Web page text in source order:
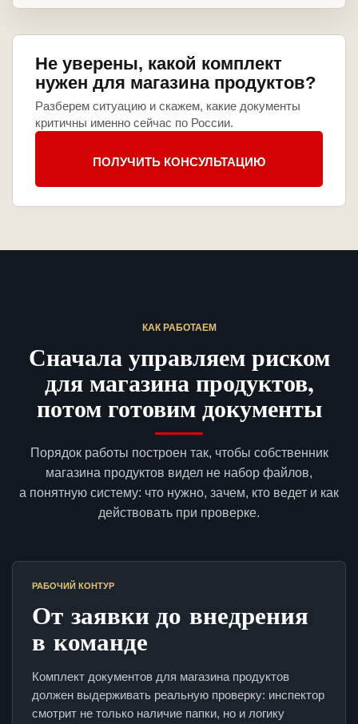
Не уверены, какой комплект
нужен для магазина продуктов?
Разберем ситуацию и скажем, какие документы
критичны именно сейчас по России.
ПОЛУЧИТЬ КОНСУЛЬТАЦИЮ
КАК РАБОТАЕМ
Сначала управляем риском
для магазина продуктов,
потом готовим документы
Порядок работы построен так, чтобы собственник
магазина продуктов видел не набор файлов,
а понятную систему: что нужно, зачем, кто ведет и как
действовать при проверке.
РАБОЧИЙ КОНТУР
От заявки до внедрения
в команде
Комплект документов для магазина продуктов
должен выдерживать реальную проверку: инспектор
смотрит не только наличие папки, но и логику